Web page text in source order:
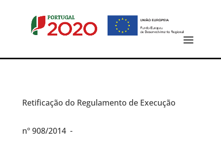
Retificação do Regulamento de Execução
nº 908/2014 -